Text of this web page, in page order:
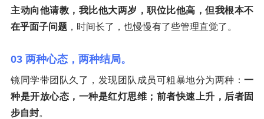
主动向他请教，我比他大两岁，职位比他高，但我根本不
在乎面子问题 ，时间长了，也慢慢有了些管理直觉了。
03 两种心态，两种结局。
镜同学带团队久了，发现团队成员可粗暴地分为两种： 一
种是开放心态，一种是红灯思维；前者快速上升，后者固
步自封。